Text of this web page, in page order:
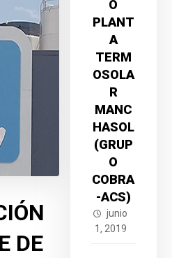
DE
O
PLANT
A
TERM
OSOLA
R
MANC
HASOL
(GRUP
O
COBRA
-ACS)
junio
1, 2019